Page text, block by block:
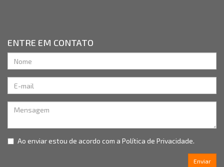
ENTRE EM CONTATO
Ao enviar estou de acordo com a Política de Privacidade.
Enviar